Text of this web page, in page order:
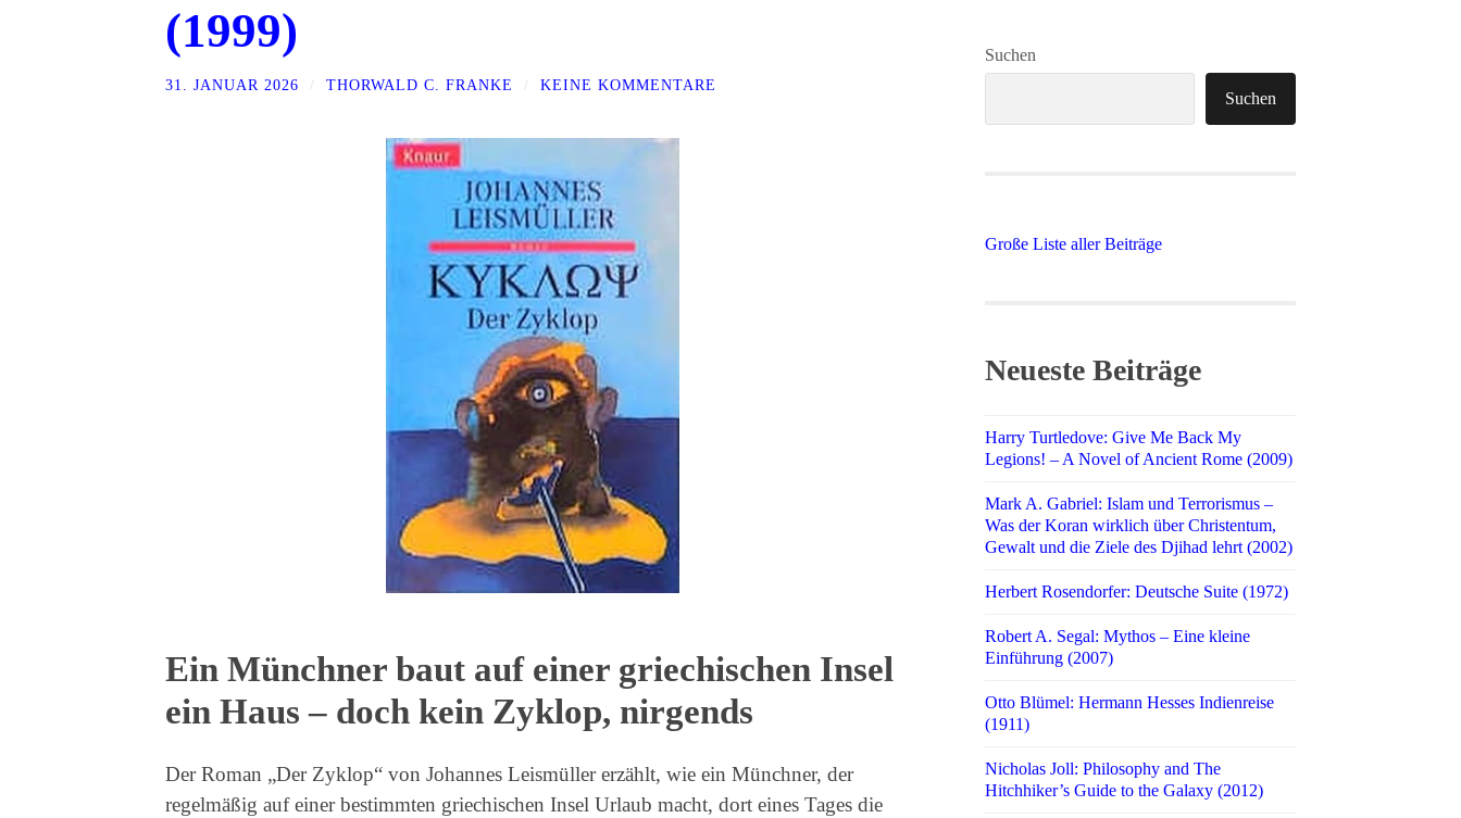
(1999)
31. JANUAR 2026 THORWALD C. FRANKE KEINE KOMMENTARE
Ein Münchner baut auf einer griechischen Insel
ein Haus – doch kein Zyklop, nirgends
Der Roman „Der Zyklop“ von Johannes Leismüller erzählt, wie ein Münchner, der
regelmäßig auf einer bestimmten griechischen Insel Urlaub macht, dort eines Tages die
Suchen
Suchen
Große Liste aller Beiträge
Neueste Beiträge
Harry Turtledove: Give Me Back My
Legions! – A Novel of Ancient Rome (2009)
Mark A. Gabriel: Islam und Terrorismus –
Was der Koran wirklich über Christentum,
Gewalt und die Ziele des Djihad lehrt (2002)
Herbert Rosendorfer: Deutsche Suite (1972)
Robert A. Segal: Mythos – Eine kleine
Einführung (2007)
Otto Blümel: Hermann Hesses Indienreise
(1911)
Nicholas Joll: Philosophy and The
Hitchhiker’s Guide to the Galaxy (2012)